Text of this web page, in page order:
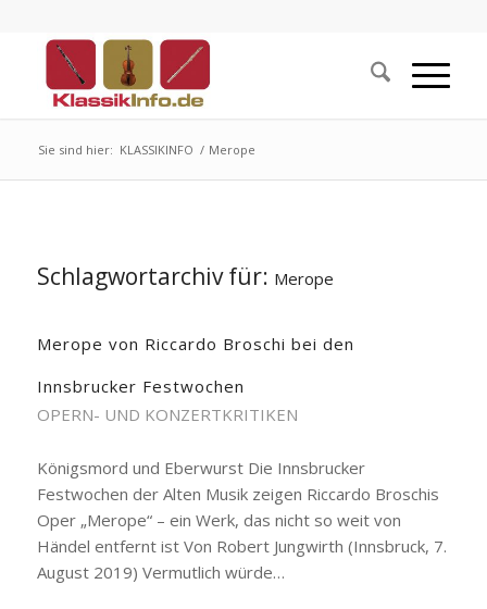
Sie sind hier: KLASSIKINFO / Merope
Schlagwortarchiv für: Merope
Merope von Riccardo Broschi bei den
Innsbrucker Festwochen
OPERN- UND KONZERTKRITIKEN
Königsmord und Eberwurst Die Innsbrucker
Festwochen der Alten Musik zeigen Riccardo Broschis
Oper „Merope“ – ein Werk, das nicht so weit von
Händel entfernt ist Von Robert Jungwirth (Innsbruck, 7.
August 2019) Vermutlich würde…